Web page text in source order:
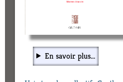
En savoir plus...